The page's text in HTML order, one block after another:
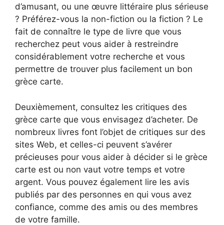
d’amusant, ou une œuvre littéraire plus sérieuse
? Préférez-vous la non-fiction ou la fiction ? Le
fait de connaître le type de livre que vous
recherchez peut vous aider à restreindre
considérablement votre recherche et vous
permettre de trouver plus facilement un bon
grèce carte.
Deuxièmement, consultez les critiques des
grèce carte que vous envisagez d’acheter. De
nombreux livres font l’objet de critiques sur des
sites Web, et celles-ci peuvent s’avérer
précieuses pour vous aider à décider si le grèce
carte est ou non vaut votre temps et votre
argent. Vous pouvez également lire les avis
publiés par des personnes en qui vous avez
confiance, comme des amis ou des membres
de votre famille.